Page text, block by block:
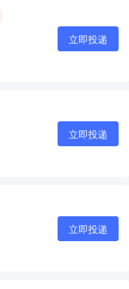
立即投递
立即投递
立即投递